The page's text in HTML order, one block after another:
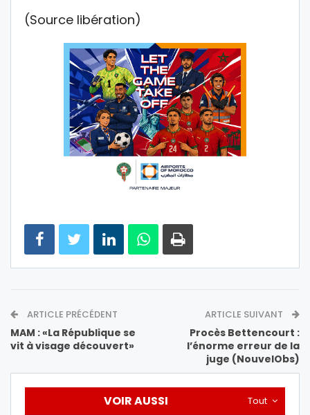
(Source libération)
ARTICLE PRÉCÉDENT
MAM : «La République se
vit à visage découvert»
ARTICLE SUIVANT
Procès Bettencourt :
l’énorme erreur de la
juge (NouvelObs)
Tout
VOIR AUSSI